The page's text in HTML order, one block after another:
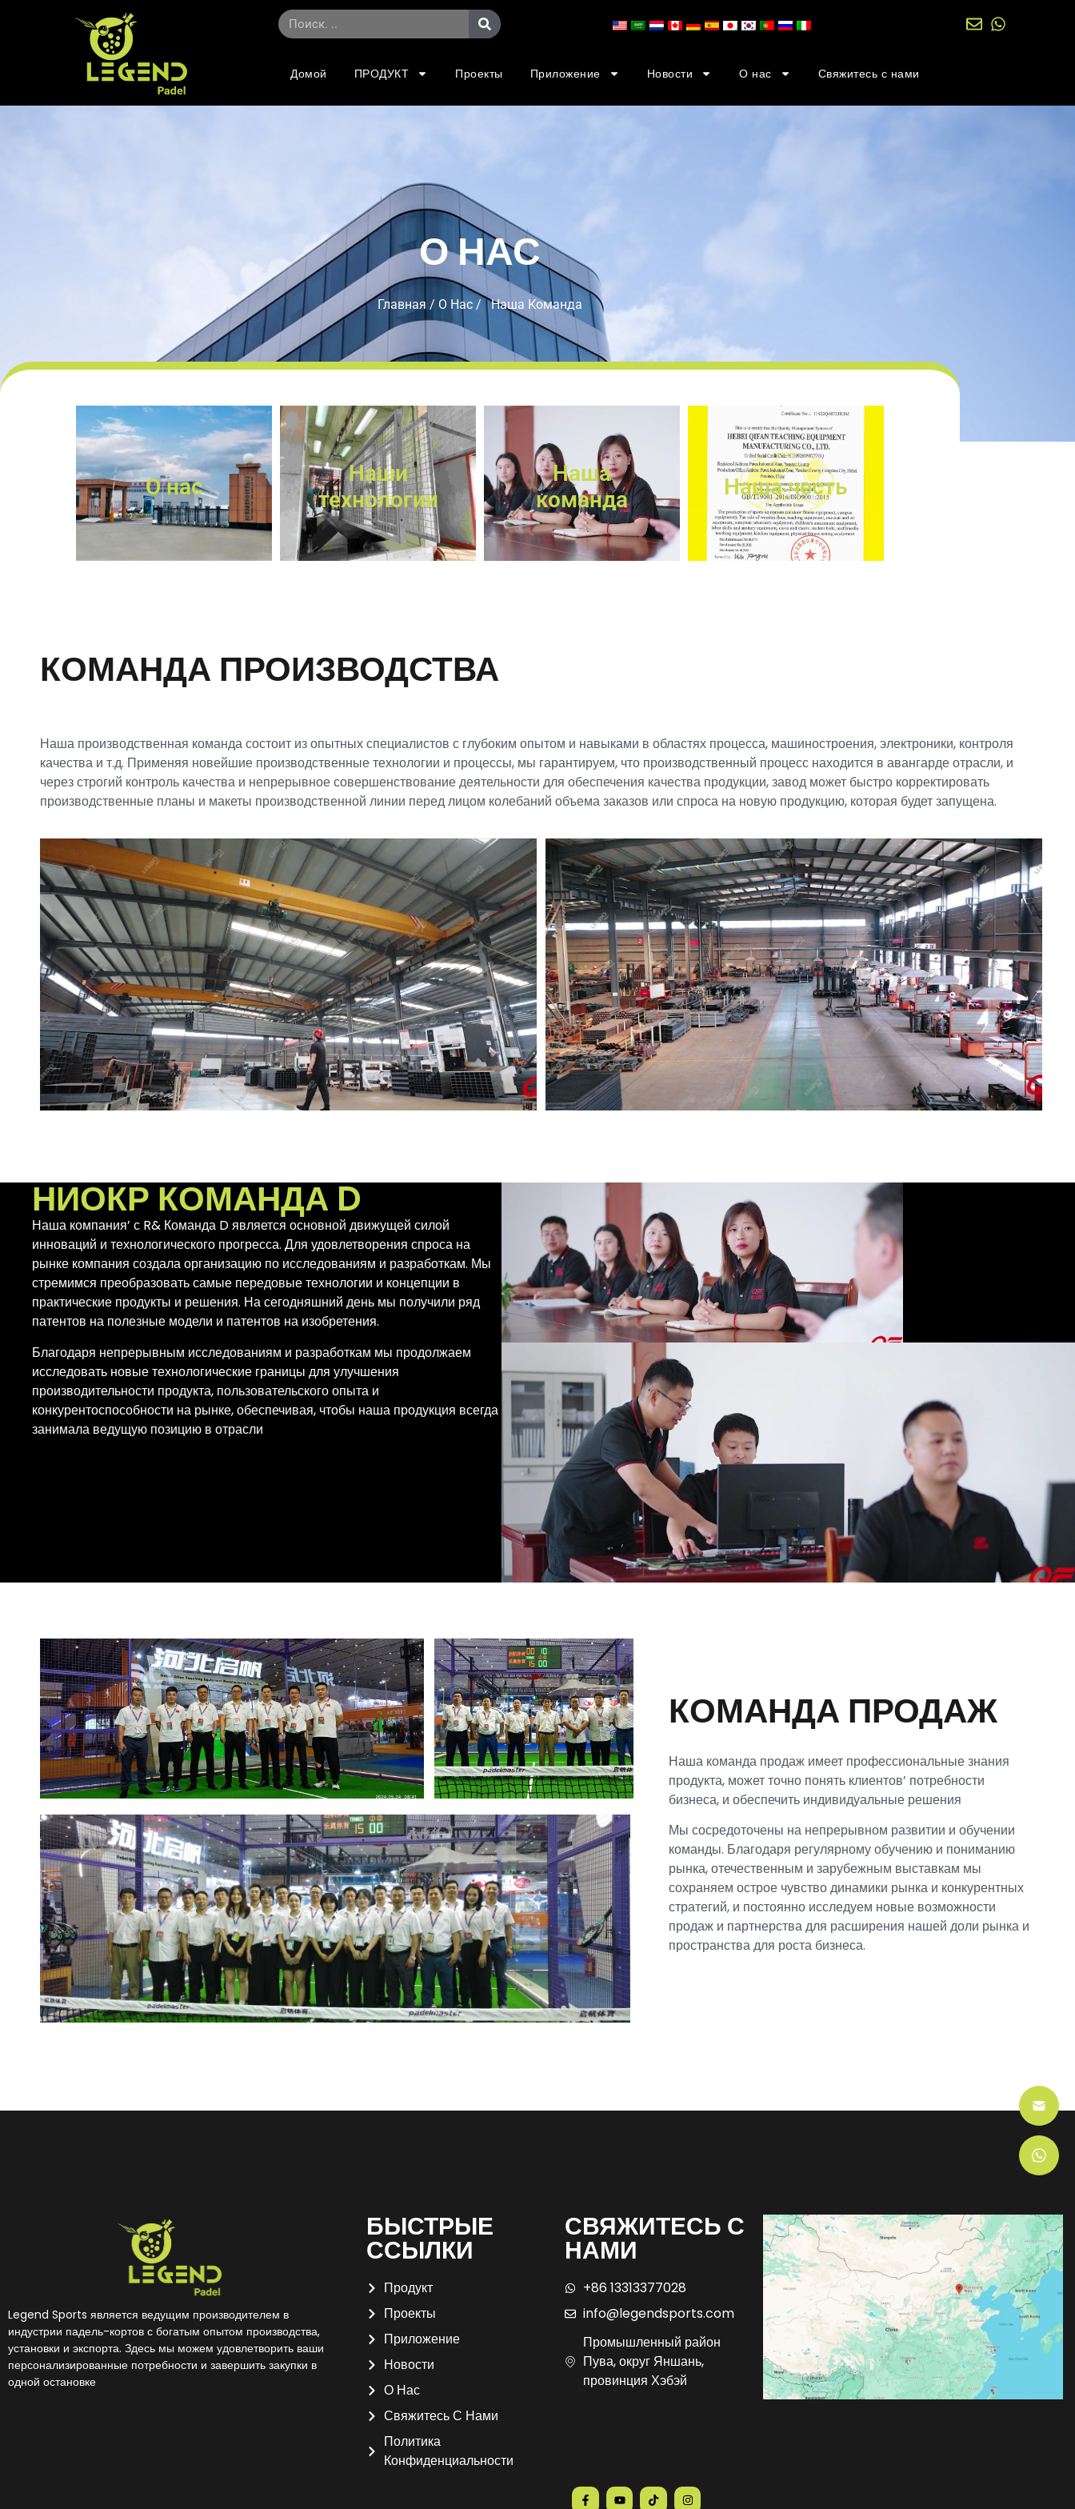
Домой ПРОДУКТ Проекты Приложение Новости О нас Свяжитесь с нами
О НАС
Главная / О Нас / Наша Команда
О нас
Наши
технологии
Наша
команда
Наша честь
КОМАНДА ПРОИЗВОДСТВА
Наша производственная команда состоит из опытных специалистов с глубоким опытом и навыками в областях процесса, машиностроения, электроники, контроля
качества и т.д. Применяя новейшие производственные технологии и процессы, мы гарантируем, что производственный процесс находится в авангарде отрасли, и
через строгий контроль качества и непрерывное совершенствование деятельности для обеспечения качества продукции, завод может быстро корректировать
производственные планы и макеты производственной линии перед лицом колебаний объема заказов или спроса на новую продукцию, которая будет запущена.
НИОКР КОМАНДА D
Наша компания’ с R& Команда D является основной движущей силой
инноваций и технологического прогресса. Для удовлетворения спроса на
рынке компания создала организацию по исследованиям и разработкам. Мы
стремимся преобразовать самые передовые технологии и концепции в
практические продукты и решения. На сегодняшний день мы получили ряд
патентов на полезные модели и патентов на изобретения.
Благодаря непрерывным исследованиям и разработкам мы продолжаем
исследовать новые технологические границы для улучшения
производительности продукта, пользовательского опыта и
конкурентоспособности на рынке, обеспечивая, чтобы наша продукция всегда
занимала ведущую позицию в отрасли
КОМАНДА ПРОДАЖ
Наша команда продаж имеет профессиональные знания
продукта, может точно понять клиентов’ потребности
бизнеса, и обеспечить индивидуальные решения
Мы сосредоточены на непрерывном развитии и обучении
команды. Благодаря регулярному обучению и пониманию
рынка, отечественным и зарубежным выставкам мы
сохраняем острое чувство динамики рынка и конкурентных
стратегий, и постоянно исследуем новые возможности
продаж и партнерства для расширения нашей доли рынка и
пространства для роста бизнеса.
Legend Sports является ведущим производителем в
индустрии падель-кортов с богатым опытом производства,
установки и экспорта. Здесь мы можем удовлетворить ваши
персонализированные потребности и завершить закупки в
одной остановке
БЫСТРЫЕ
ССЫЛКИ
Продукт
Проекты
Приложение
Новости
О Нас
Свяжитесь С Нами
Политика
Конфиденциальности
СВЯЖИТЕСЬ С
НАМИ
+86 13313377028
info@legendsports.com
Промышленный район
Пува, округ Яншань,
провинция Хэбэй